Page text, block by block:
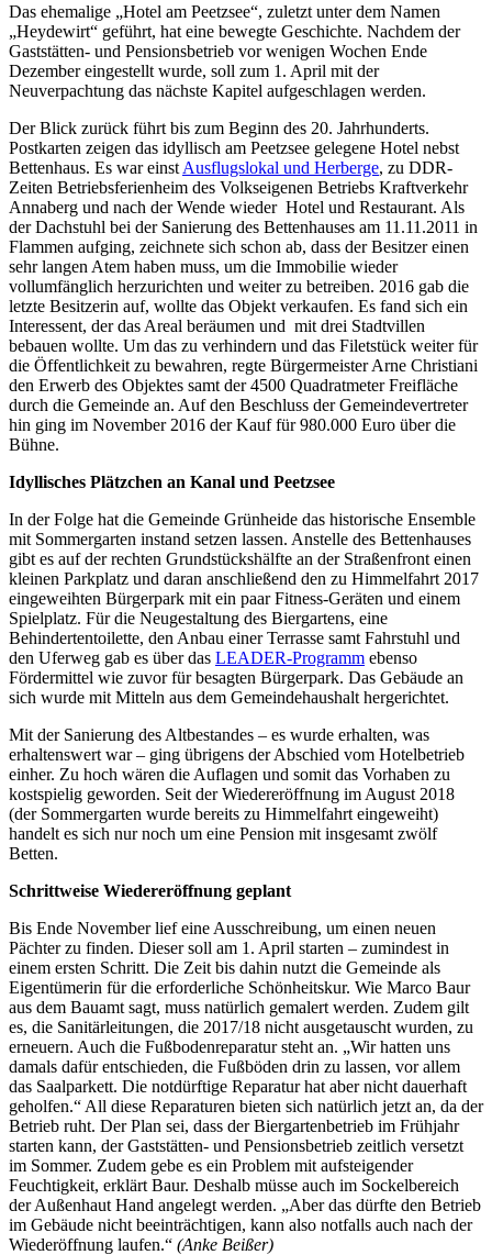
Das ehemalige „Hotel am Peetzsee“, zuletzt unter dem Namen
„Heydewirt“ geführt, hat eine bewegte Geschichte. Nachdem der
Gaststätten- und Pensionsbetrieb vor wenigen Wochen Ende
Dezember eingestellt wurde, soll zum 1. April mit der
Neuverpachtung das nächste Kapitel aufgeschlagen werden.
Der Blick zurück führt bis zum Beginn des 20. Jahrhunderts.
Postkarten zeigen das idyllisch am Peetzsee gelegene Hotel nebst
Bettenhaus. Es war einst Ausflugslokal und Herberge, zu DDR-
Zeiten Betriebsferienheim des Volkseigenen Betriebs Kraftverkehr
Annaberg und nach der Wende wieder Hotel und Restaurant. Als
der Dachstuhl bei der Sanierung des Bettenhauses am 11.11.2011 in
Flammen aufging, zeichnete sich schon ab, dass der Besitzer einen
sehr langen Atem haben muss, um die Immobilie wieder
vollumfänglich herzurichten und weiter zu betreiben. 2016 gab die
letzte Besitzerin auf, wollte das Objekt verkaufen. Es fand sich ein
Interessent, der das Areal beräumen und mit drei Stadtvillen
bebauen wollte. Um das zu verhindern und das Filetstück weiter für
die Öffentlichkeit zu bewahren, regte Bürgermeister Arne Christiani
den Erwerb des Objektes samt der 4500 Quadratmeter Freifläche
durch die Gemeinde an. Auf den Beschluss der Gemeindevertreter
hin ging im November 2016 der Kauf für 980.000 Euro über die
Bühne.
Idyllisches Plätzchen an Kanal und Peetzsee
In der Folge hat die Gemeinde Grünheide das historische Ensemble
mit Sommergarten instand setzen lassen. Anstelle des Bettenhauses
gibt es auf der rechten Grundstückshälfte an der Straßenfront einen
kleinen Parkplatz und daran anschließend den zu Himmelfahrt 2017
eingeweihten Bürgerpark mit ein paar Fitness-Geräten und einem
Spielplatz. Für die Neugestaltung des Biergartens, eine
Behindertentoilette, den Anbau einer Terrasse samt Fahrstuhl und
den Uferweg gab es über das LEADER-Programm ebenso
Fördermittel wie zuvor für besagten Bürgerpark. Das Gebäude an
sich wurde mit Mitteln aus dem Gemeindehaushalt hergerichtet.
Mit der Sanierung des Altbestandes – es wurde erhalten, was
erhaltenswert war – ging übrigens der Abschied vom Hotelbetrieb
einher. Zu hoch wären die Auflagen und somit das Vorhaben zu
kostspielig geworden. Seit der Wiedereröffnung im August 2018
(der Sommergarten wurde bereits zu Himmelfahrt eingeweiht)
handelt es sich nur noch um eine Pension mit insgesamt zwölf
Betten.
Schrittweise Wiedereröffnung geplant
Bis Ende November lief eine Ausschreibung, um einen neuen
Pächter zu finden. Dieser soll am 1. April starten – zumindest in
einem ersten Schritt. Die Zeit bis dahin nutzt die Gemeinde als
Eigentümerin für die erforderliche Schönheitskur. Wie Marco Baur
aus dem Bauamt sagt, muss natürlich gemalert werden. Zudem gilt
es, die Sanitärleitungen, die 2017/18 nicht ausgetauscht wurden, zu
erneuern. Auch die Fußbodenreparatur steht an. „Wir hatten uns
damals dafür entschieden, die Fußböden drin zu lassen, vor allem
das Saalparkett. Die notdürftige Reparatur hat aber nicht dauerhaft
geholfen.“ All diese Reparaturen bieten sich natürlich jetzt an, da der
Betrieb ruht. Der Plan sei, dass der Biergartenbetrieb im Frühjahr
starten kann, der Gaststätten- und Pensionsbetrieb zeitlich versetzt
im Sommer. Zudem gebe es ein Problem mit aufsteigender
Feuchtigkeit, erklärt Baur. Deshalb müsse auch im Sockelbereich
der Außenhaut Hand angelegt werden. „Aber das dürfte den Betrieb
im Gebäude nicht beeinträchtigen, kann also notfalls auch nach der
Wiederöffnung laufen.“ (Anke Beißer)